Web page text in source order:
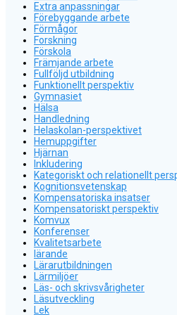
Extra anpassningar
Förebyggande arbete
Förmågor
Forskning
Förskola
Främjande arbete
Fullföljd utbildning
Funktionellt perspektiv
Gymnasiet
Hälsa
Handledning
Helaskolan-perspektivet
Hemuppgifter
Hjärnan
Inkludering
Kategoriskt och relationellt
Kognitionsvetenskap
Kompensatoriska insatser
Kompensatoriskt perspektiv
Komvux
Konferenser
Kvalitetsarbete
lärande
Lärarutbildningen
Lärmiljöer
Läs- och skrivsvårigheter
Läsutveckling
Lek